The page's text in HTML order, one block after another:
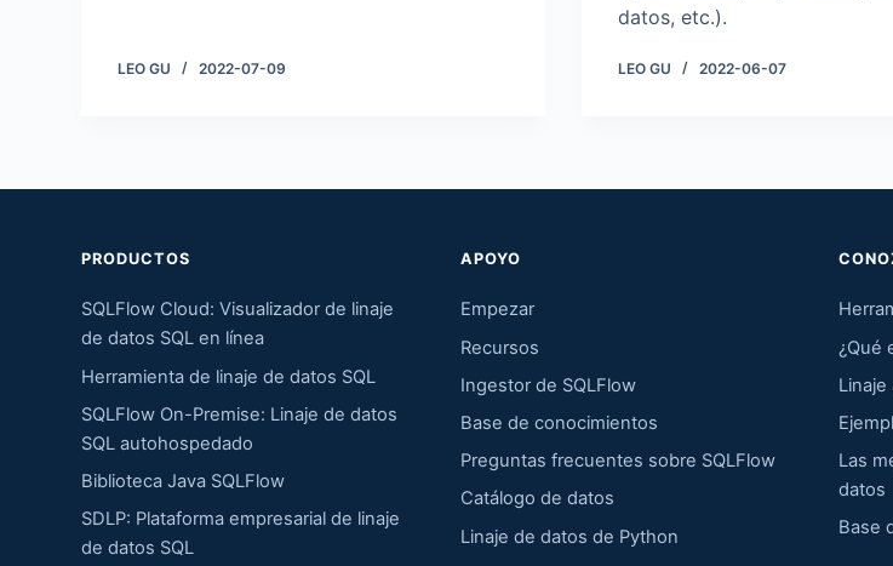
LEO GU 2022-07-09
datos, etc.).
LEO GU 2022-06-07
PRODUCTOS
SQLFlow Cloud: Visualizador de linaje
de datos SQL en línea
Herramienta de linaje de datos SQL
SQLFlow On-Premise: Linaje de datos
SQL autohospedado
Biblioteca Java SQLFlow
SDLP: Plataforma empresarial de linaje
de datos SQL
APOYO
Empezar
Recursos
Ingestor de SQLFlow
Base de conocimientos
Preguntas frecuentes sobre SQLFlow
Catálogo de datos
Linaje de datos de Python
¿Qué
Las
datos
Base